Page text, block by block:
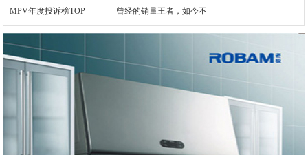
MPV年度投诉榜TOP 曾经的销量王者，如今不